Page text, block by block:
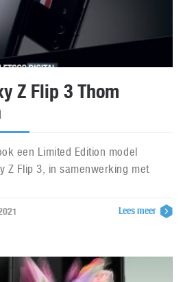
Z Flip 3 Thom
een Limited Edition model
Z Flip 3, in samenwerking met
Lees meer